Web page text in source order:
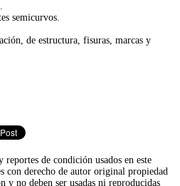
semicurvos.
de estructura, fisuras, marcas y
reportes de condición usados en este
con derecho de autor original propiedad
no deben ser usadas ni reproducidas